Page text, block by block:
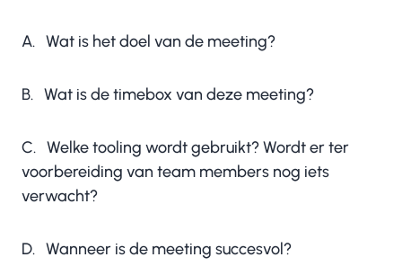
A. Wat is het doel van de meeting?
B. Wat is de timebox van deze meeting?
C. Welke tooling wordt gebruikt? Wordt er ter
voorbereiding van team members nog iets
verwacht?
D. Wanneer is de meeting succesvol?